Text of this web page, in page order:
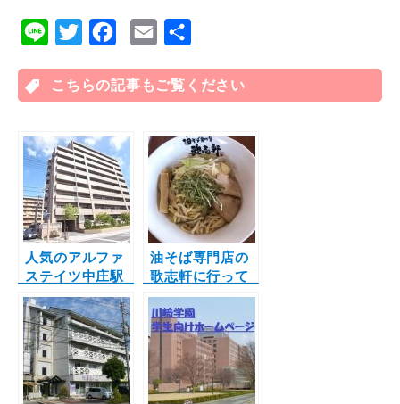
n
T
i
t
e
r
c
b
o
o
k
a
l
こちらの記事もご覧ください
人気のアルファ
ステイツ中庄駅
前Ⅱに空きが出
ます！
油そば専門店の
歌志軒に行って
きました！！